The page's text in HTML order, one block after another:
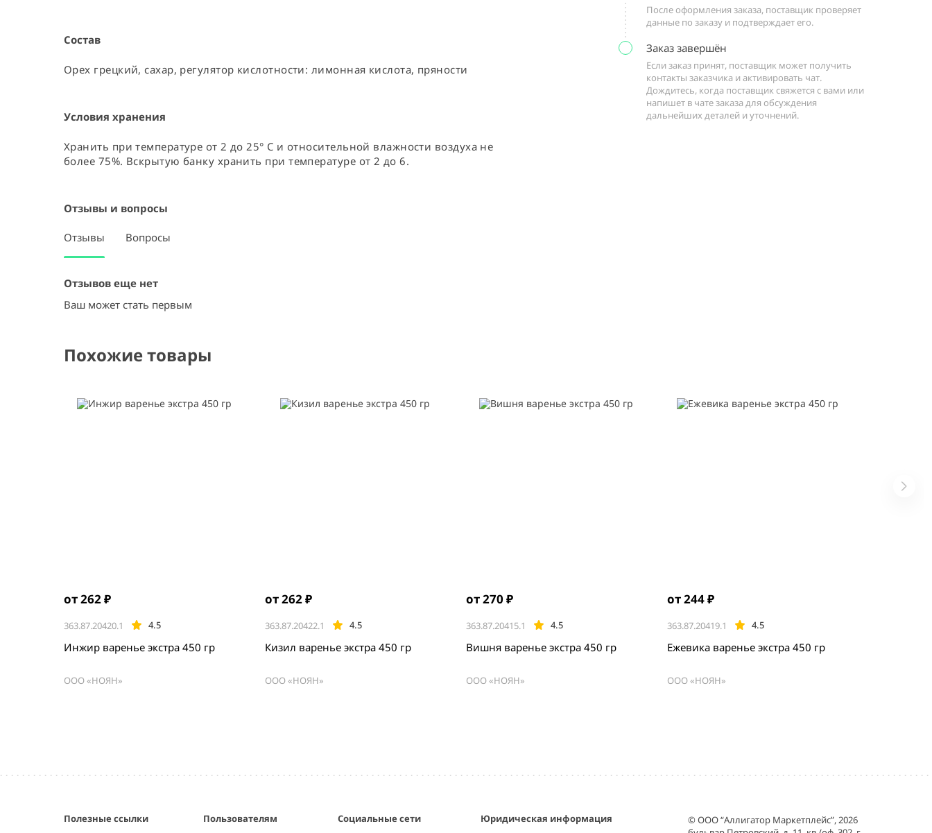
Состав
Орех грецкий, сахар, регулятор кислотности: лимонная кислота, пряности
Условия хранения
Хранить при температуре от 2 до 25° C и относительной влажности воздуха не
более 75%. Вскрытую банку хранить при температуре от 2 до 6.
Отзывы и вопросы
Отзывы Вопросы
Отзывов еще нет
Ваш может стать первым
После оформления заказа, поставщик проверяет
данные по заказу и подтверждает его.
Заказ завершён
Если заказ принят, поставщик может получить
контакты заказчика и активировать чат.
Дождитесь, когда поставщик свяжется с вами или
напишет в чате заказа для обсуждения
дальнейших деталей и уточнений.
Похожие товары
от 262 ₽
363.87.20420.1 4.5
Инжир варенье экстра 450 гр
ООО «НОЯН»
от 262 ₽
363.87.20422.1 4.5
Кизил варенье экстра 450 гр
ООО «НОЯН»
от 270 ₽
363.87.20415.1 4.5
Вишня варенье экстра 450 гр
ООО «НОЯН»
от 244 ₽
363.87.20419.1 4.5
Ежевика варенье экстра 450 гр
ООО «НОЯН»
Полезные ссылки Пользователям Социальные сети Юридическая информация
© ООО “Аллигатор Маркетплейс”, 2026